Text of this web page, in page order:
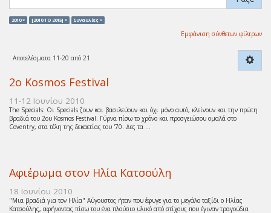
2010 × [2010 TO 2015] × Συναυλίες ×
Εμφάνιση σύνθετων φίλτρων
Αποτελέσματα 11-20 από 21
2ο Kosmos Festival
11-12 Ιουνίου 2010
The Specials: Οι Specials ζουν και βασιλεύουν και όχι μόνο αυτό, κλείνουν και την πρώτη
βραδιά του 2ου Kosmos Festival. Γύρνα πίσω το χρόνο και προσγειώσου ομαλά στο
Coventry, στα τέλη της δεκαετίας του '70. Δες τα ...
Αφιέρωμα στον Ηλία Κατσούλη
18 Ιουνίου 2010
"Μια βραδιά για τον Ηλία" Αύγουστος ήταν που έφυγε για το μεγάλο ταξίδι ο Ηλίας
Κατσούλης, αφήνοντας πίσω του ένα πλούσιο υλικό από στίχους που έγιναν τραγούδια